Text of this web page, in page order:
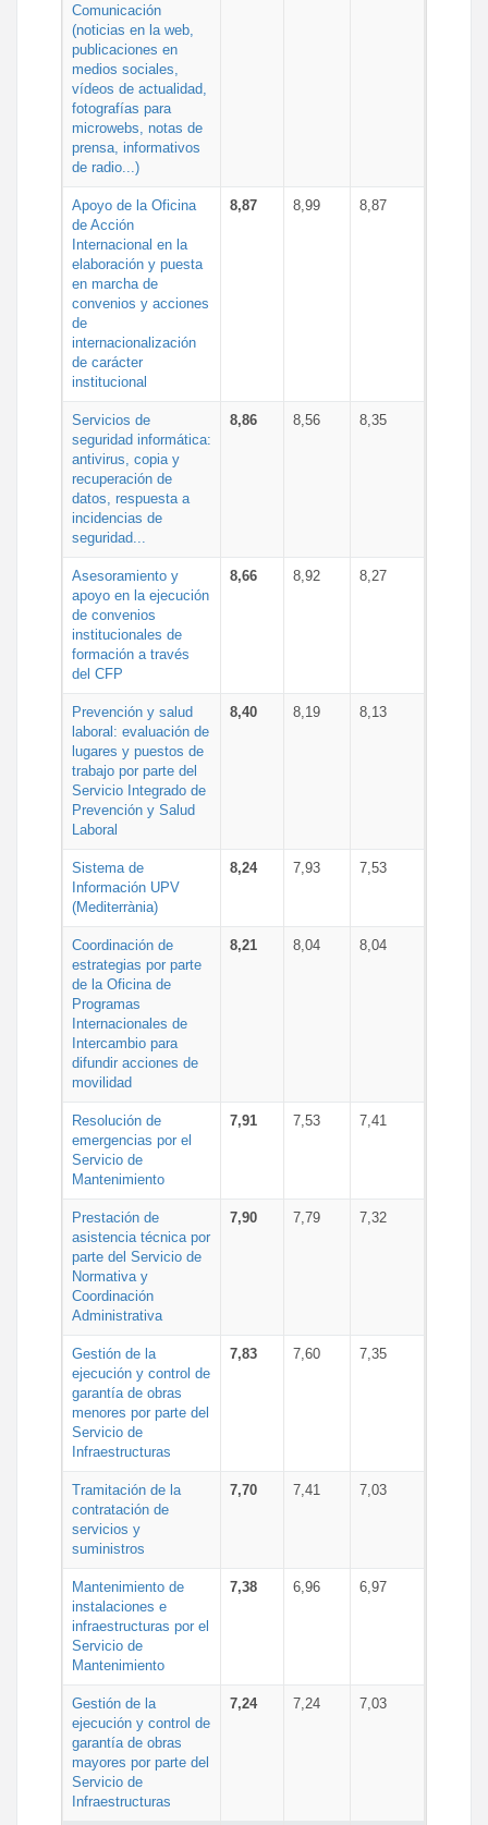
Comunicación
(noticias en la web,
publicaciones en
medios sociales,
vídeos de actualidad,
fotografías para
microwebs, notas de
prensa, informativos
de radio...)
Apoyo de la Oficina
de Acción
Internacional en la
elaboración y puesta
en marcha de
convenios y acciones
de
internacionalización
de carácter
institucional
8,87 8,99 8,87
Servicios de
seguridad informática:
antivirus, copia y
recuperación de
datos, respuesta a
incidencias de
seguridad...
8,86 8,56 8,35
Asesoramiento y
apoyo en la ejecución
de convenios
institucionales de
formación a través
del CFP
8,66 8,92 8,27
Prevención y salud
laboral: evaluación de
lugares y puestos de
trabajo por parte del
Servicio Integrado de
Prevención y Salud
Laboral
8,40 8,19 8,13
Sistema de
Información UPV
(Mediterrània)
8,24 7,93 7,53
Coordinación de
estrategias por parte
de la Oficina de
Programas
Internacionales de
Intercambio para
difundir acciones de
movilidad
8,21 8,04 8,04
Resolución de
emergencias por el
Servicio de
Mantenimiento
7,91 7,53 7,41
Prestación de
asistencia técnica por
parte del Servicio de
Normativa y
Coordinación
Administrativa
7,90 7,79 7,32
Gestión de la
ejecución y control de
garantía de obras
menores por parte del
Servicio de
Infraestructuras
7,83 7,60 7,35
Tramitación de la
contratación de
servicios y
suministros
7,70 7,41 7,03
Mantenimiento de
instalaciones e
infraestructuras por el
Servicio de
Mantenimiento
7,38 6,96 6,97
Gestión de la
ejecución y control de
garantía de obras
mayores por parte del
Servicio de
Infraestructuras
7,24 7,24 7,03